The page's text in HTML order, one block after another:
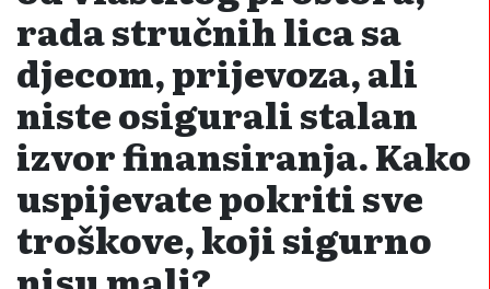
rada stručnih lica sa
djecom, prijevoza, ali
niste osigurali stalan
izvor finansiranja. Kako
uspijevate pokriti sve
troškove, koji sigurno